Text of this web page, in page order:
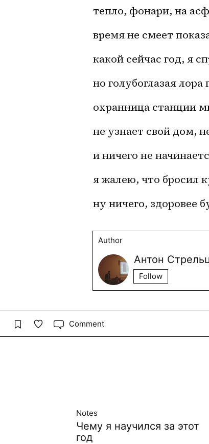
тепло, фонари, на
время не смеет
какой сейчас год, я
но голубоглазая лора
охранница станции
не узнает свой дом,
и ничего не
я жалею, что бросил
ну ничего, здоровее
Author
Антон
Follow
Comment
Notes
Чему я научился за этот
год